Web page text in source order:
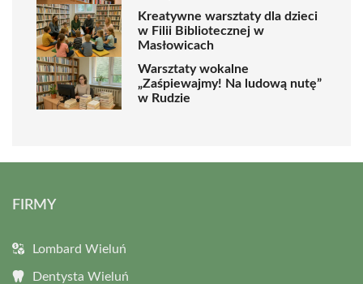
Kreatywne warsztaty dla dzieci
w Filii Bibliotecznej w
Masłowicach
Warsztaty wokalne
„Zaśpiewajmy! Na ludową nutę”
w Rudzie
FIRMY
Lombard Wieluń
Dentysta Wieluń